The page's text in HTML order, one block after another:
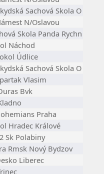
Sachová Skola O
N/Oslavou
Skola Panda Rychn
Náchod
Údlice
Sachová Skola O
Vlasim
Bvk
Praha
Hradec Králové
Sk Polabiny
Rmsk Nový Bydzov
Liberec